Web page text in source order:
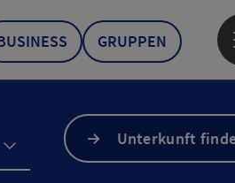
GRUPPEN
Unterkunft